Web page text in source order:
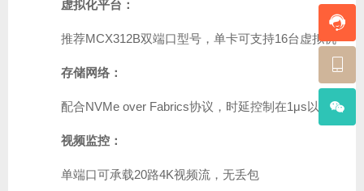
虚拟化平台：
推荐MCX312B双端口型号，单卡可支持16台虚拟机
存储网络：
配合NVMe over Fabrics协议，时延控制在1μs以内
视频监控：
单端口可承载20路4K视频流，无丢包